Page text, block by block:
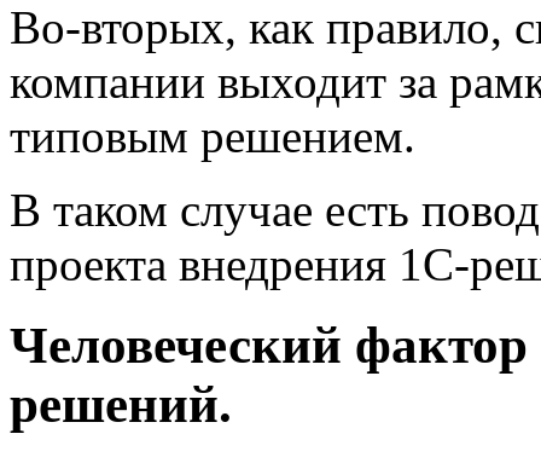
Во-вторых, как правило,
компании выходит за
типовым решением.
В таком случае есть
проекта внедрения 1С-
Человеческий
решений.